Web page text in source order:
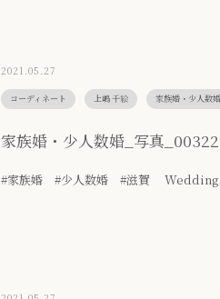
2021.05.27
コーディネート 上嶋 千絵 家族婚・少人数婚
家族婚・少人数婚_写真_00322
#家族婚 #少人数婚 #滋賀 Wedding